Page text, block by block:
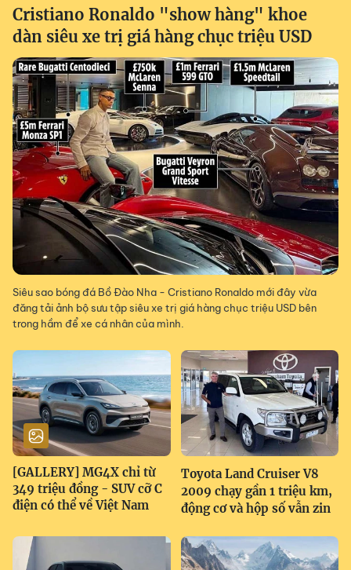
Cristiano Ronaldo "show hàng" khoe
dàn siêu xe trị giá hàng chục triệu USD
Siêu sao bóng đá Bồ Đào Nha - Cristiano Ronaldo mới đây vừa
đăng tải ảnh bộ sưu tập siêu xe trị giá hàng chục triệu USD bên
trong hầm để xe cá nhân của mình.
[GALLERY] MG4X chỉ từ
349 triệu đồng - SUV cỡ C
điện có thể về Việt Nam
Toyota Land Cruiser V8
2009 chạy gần 1 triệu km,
động cơ và hộp số vẫn zin